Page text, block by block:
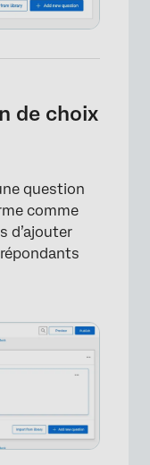
×
de choix
question
comme
d’ajouter